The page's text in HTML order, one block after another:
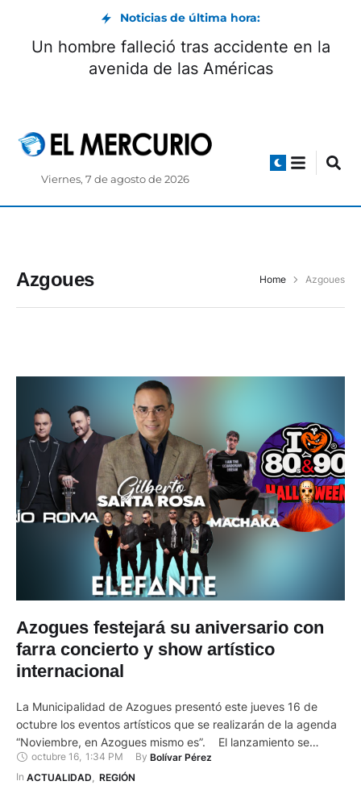
Noticias de última hora:
Un hombre falleció tras accidente en la
avenida de las Américas
Viernes, 7 de agosto de 2026
Azgoues Home Azgoues
Azogues festejará su aniversario con
farra concierto y show artístico
internacional
La Municipalidad de Azogues presentó este jueves 16 de
octubre los eventos artísticos que se realizarán de la agenda
“Noviembre, en Azogues mismo es”. El lanzamiento se
efectuó en el teatro de la Casa de la Cultura Núcleo del Cañar,
con el propósito de llamar la atención de turistas locales y
octubre 16, 1:34 PM By Bolívar Pérez
In ACTUALIDAD REGIÓN